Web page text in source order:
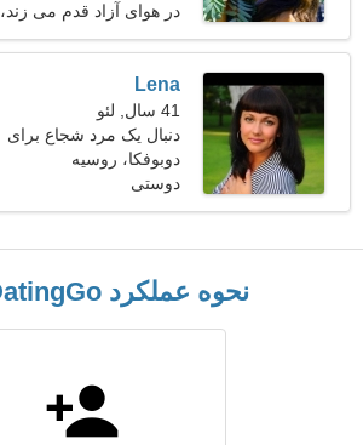
در هوای آزاد قدم می زند،
موسیقی پاپ
Lena
41 سال, لئو
دنبال یک مرد شجاع برای
سفر مشترک هستم
دوبوفکا، روسیه
دوستی
نحوه عملکرد RusDatingGo